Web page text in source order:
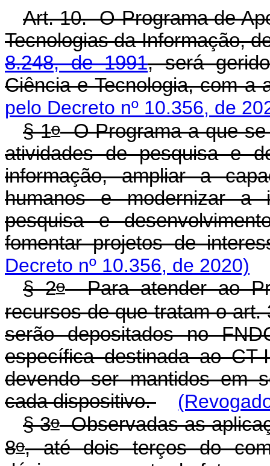
Art. 10. O Programa de
Tecnologias da Informação,
8.248, de 1991, será
Ciência e Tecnologia, com a
pelo Decreto nº 10.356, de
§ 1oO Programa a que se
atividades de pesquisa e
informação, ampliar a
humanos e modernizar a
pesquisa e
fomentar projetos de
Decreto nº 10.356, de 2020)
§ 2oPara atender ao
recursos de que tratam o art.
serão depositados no
específica destinada ao
devendo ser mantidos em
cada dispositivo.
§ 3oObservadas as
8o, até dois terços do